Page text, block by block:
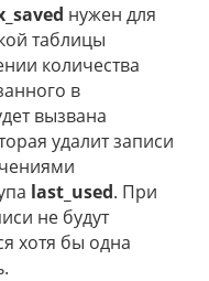
нужен для
таблицы
количества
в
вызвана
удалит записи
last_used. При
не будут
хотя бы одна